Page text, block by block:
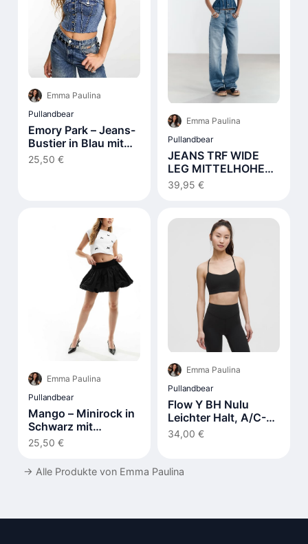
Emma Paulina
Pullandbear
Emory Park – Jeans-
Bustier in Blau mit
Knopfdetail
25,50 €
Emma Paulina
Pullandbear
JEANS TRF WIDE
LEG MITTELHOHER
BUND
39,95 €
Emma Paulina
Pullandbear
Mango – Minirock in
Schwarz mit
Ballonsaum
25,50 €
Emma Paulina
Pullandbear
Flow Y BH Nulu
Leichter Halt, A/C-
Cups
34,00 €
→ Alle Produkte von Emma Paulina